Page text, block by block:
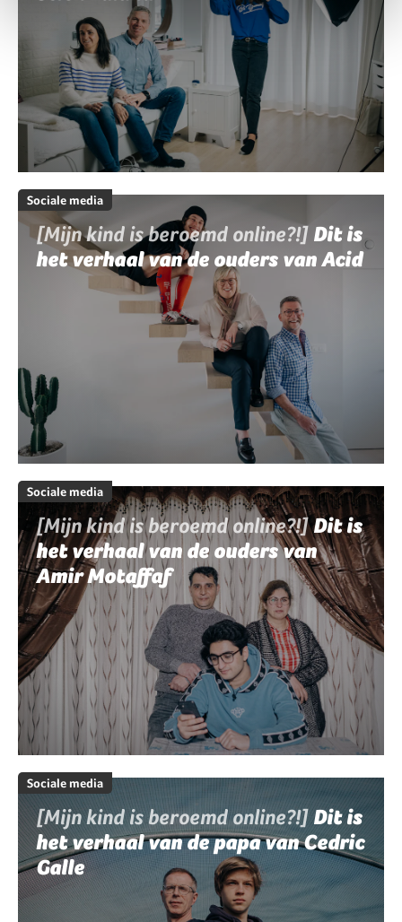
Sociale media
[Mijn kind is beroemd online?!] Dit is
het verhaal van de ouders van Acid
Sociale media
[Mijn kind is beroemd online?!]Dit is
het verhaal van de ouders van
Amir Motaffaf
Sociale media
[Mijn kind is beroemd online?!] Dit is
het verhaal van de papa van Cedric
Galle